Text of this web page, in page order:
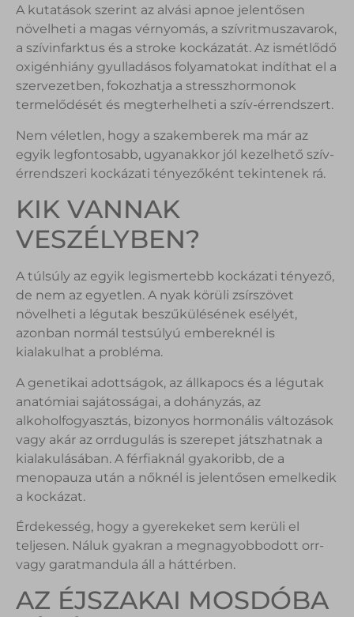
A kutatások szerint az alvási apnoe jelentősen
növelheti a magas vérnyomás, a szívritmuszavarok,
a szívinfarktus és a stroke kockázatát. Az ismétlődő
oxigénhiány gyulladásos folyamatokat indíthat el a
szervezetben, fokozhatja a stresszhormonok
termelődését és megterhelheti a szív-érrendszert.
Nem véletlen, hogy a szakemberek ma már az
egyik legfontosabb, ugyanakkor jól kezelhető szív-
érrendszeri kockázati tényezőként tekintenek rá.
KIK VANNAK
VESZÉLYBEN?
A túlsúly az egyik legismertebb kockázati tényező,
de nem az egyetlen. A nyak körüli zsírszövet
növelheti a légutak beszűkülésének esélyét,
azonban normál testsúlyú embereknél is
kialakulhat a probléma.
A genetikai adottságok, az állkapocs és a légutak
anatómiai sajátosságai, a dohányzás, az
alkoholfogyasztás, bizonyos hormonális változások
vagy akár az orrdugulás is szerepet játszhatnak a
kialakulásában. A férfiaknál gyakoribb, de a
menopauza után a nőknél is jelentősen emelkedik
a kockázat.
Érdekesség, hogy a gyerekeket sem kerüli el
teljesen. Náluk gyakran a megnagyobbodott orr-
vagy garatmandula áll a háttérben.
AZ ÉJSZAKAI MOSDÓBA